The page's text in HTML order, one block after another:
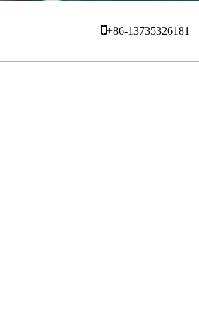
+86-13735326181